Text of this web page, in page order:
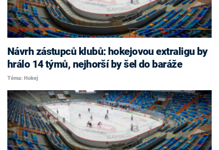
Návrh zástupců klubů: hokejovou extraligu by
hrálo 14 týmů, nejhorší by šel do baráže
Téma: Hokej